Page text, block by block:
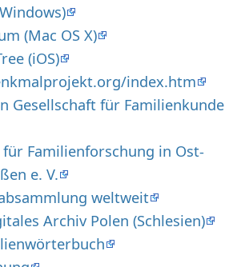
(Mac OS X)
(iOS)
index.htm
Gesellschaft für Familienkunde
für Familienforschung in Ost-
e. V.
weltweit
Archiv Polen (Schlesien)